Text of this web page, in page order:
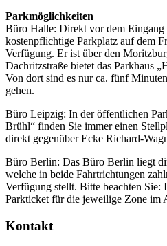
Parkmöglichkeiten
Büro Halle: Direkt vor dem Eingang
kostenpflichtige Parkplatz auf dem
Verfügung. Er ist über den
Dachritzstraße bietet das Parkhaus
Von dort sind es nur ca. fünf
gehen.
Büro Leipzig: In der öffentlichen
Brühl“ finden Sie immer einen
direkt gegenüber Ecke Richard-
Büro Berlin: Das Büro Berlin liegt
welche in beide Fahrtrichtungen
Verfügung stellt. Bitte beachten Sie:
Parkticket für die jeweilige Zone im
Kontakt